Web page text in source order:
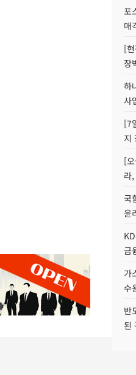
포
매
[
장
하
사
[7
지
[
라
국
윤
금
가
수
반
된